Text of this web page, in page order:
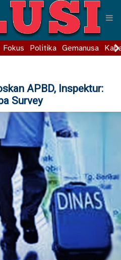
Fokus Politika Gemanusa
APBD, Inspektur:
Survey